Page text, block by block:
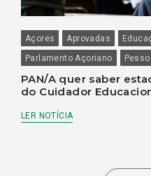
Açores Aprovadas
Parlamento Açoriano
PAN/A quer saber
do Cuidador
LER NOTÍCIA